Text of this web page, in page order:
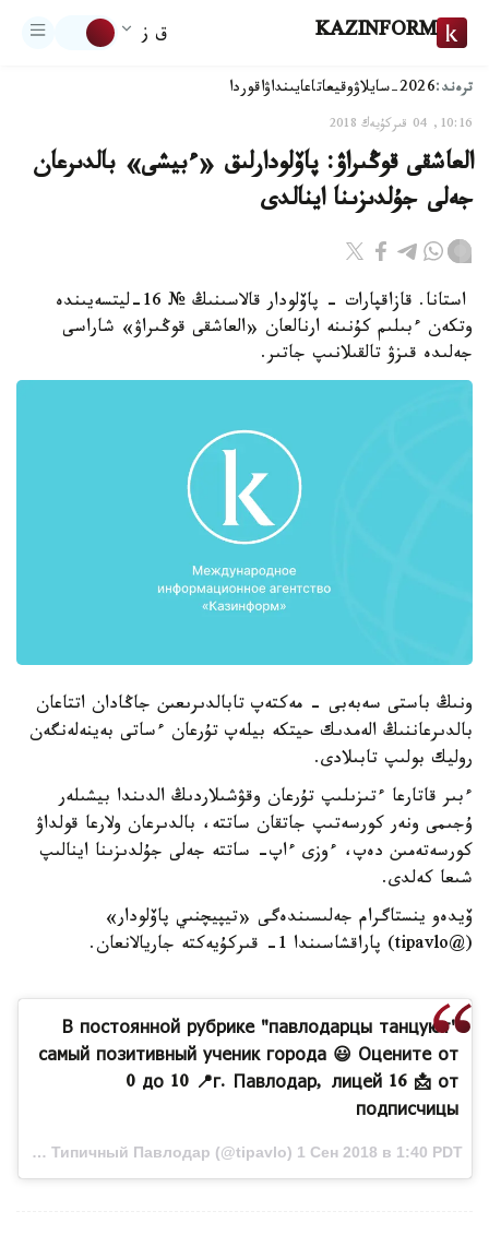
KAZINFORM ق ز
ترەند:2026-سايلاۋ وقيعاتاعايىنداۋاقوردا
10:16, 04 قىركۇيەك 2018
العاشقى قوڭىراۋ: پاۆلودارلىق «ءبيشى» بالدىرعان
جەلى جۇلدىزىنا اينالدى
استانا. قازاقپارات - پاۆلودار قالاسىنىڭ № 16-ليتسەيىندە
وتكەن ءبىلىم كۇنىنە ارنالعان «العاشقى قوڭىراۋ» شاراسى
جەلىدە قىزۋ تالقىلانىپ جاتىر.
ونىڭ باستى سەبەبى - مەكتەپ تابالدىرىعىن جاڭادان اتتاعان
بالدىرعاننىڭ الەمدىك حيتكە بيلەپ تۇرعان ءساتى بەينەلەنگەن
روليك بولىپ تابىلادى.
ءبىر قاتارعا ءتىزىلىپ تۇرعان وقۋشىلاردىڭ الدىندا بيشىلەر
ۇجىمى ونەر كورسەتىپ جاتقان ساتتە، بالدىرعان ولارعا قولداۋ
كورسەتەمىن دەپ، ءوزى ءاپ- ساتتە جەلى جۇلدىزىنا اينالىپ
شىعا كەلدى.
ۆيدەو ينستاگرام جەلىسىندەگى «تيپيچنىي پاۆلودار»
(@tipavlo) پاراقشاسىندا 1- قىركۇيەكتە جاريالانعان.
В постоянной рубрике "павлодарцы танцуют"
самый позитивный ученик города 😃 Оцените от
0 до 10 📍г. Павлодар, лицей 16 📩 от
подписчицы
Публикация от Типичный Павлодар (@tipavlo) 1 Сен 2018 в 1:40 PDT